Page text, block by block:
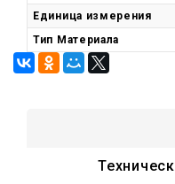
Единица измерения
Тип Материала